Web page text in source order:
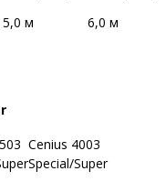
5,0 м 6,0 м
Cenius 4003
Special/Super